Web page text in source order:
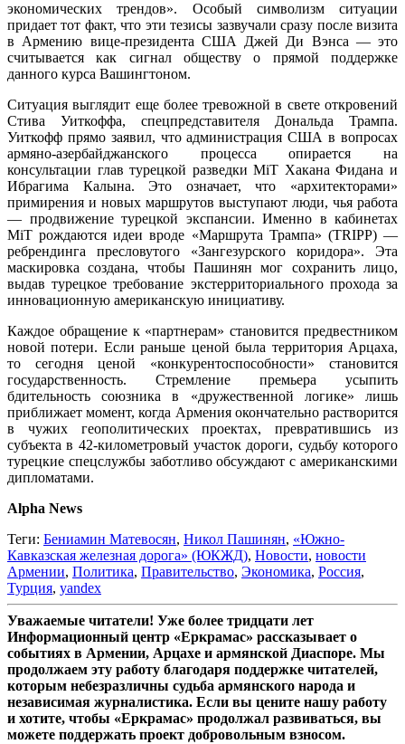
экономических трендов». Особый символизм ситуации
придает тот факт, что эти тезисы зазвучали сразу после визита
в Армению вице-президента США Джей Ди Вэнса — это
считывается как сигнал обществу о прямой поддержке
данного курса Вашингтоном.
Ситуация выглядит еще более тревожной в свете откровений
Стива Уиткоффа, спецпредставителя Дональда Трампа.
Уиткофф прямо заявил, что администрация США в вопросах
армяно-азербайджанского процесса опирается на
консультации глав турецкой разведки MiT Хакана Фидана и
Ибрагима Калына. Это означает, что «архитекторами»
примирения и новых маршрутов выступают люди, чья работа
— продвижение турецкой экспансии. Именно в кабинетах
MiT рождаются идеи вроде «Маршрута Трампа» (TRIPP) —
ребрендинга пресловутого «Зангезурского коридора». Эта
маскировка создана, чтобы Пашинян мог сохранить лицо,
выдав турецкое требование экстерриториального прохода за
инновационную американскую инициативу.
Каждое обращение к «партнерам» становится предвестником
новой потери. Если раньше ценой была территория Арцаха,
то сегодня ценой «конкурентоспособности» становится
государственность. Стремление премьера усыпить
бдительность союзника в «дружественной логике» лишь
приближает момент, когда Армения окончательно растворится
в чужих геополитических проектах, превратившись из
субъекта в 42-километровый участок дороги, судьбу которого
турецкие спецслужбы заботливо обсуждают с американскими
дипломатами.
Alpha News
Теги: Бениамин Матевосян, Никол Пашинян, «Южно-
Кавказская железная дорога» (ЮКЖД), Новости, новости
Армении, Политика, Правительство, Экономика, Россия,
Турция, yandex
Уважаемые читатели! Уже более тридцати лет
Информационный центр «Еркрамас» рассказывает о
событиях в Армении, Арцахе и армянской Диаспоре. Мы
продолжаем эту работу благодаря поддержке читателей,
которым небезразличны судьба армянского народа и
независимая журналистика. Если вы цените нашу работу
и хотите, чтобы «Еркрамас» продолжал развиваться, вы
можете поддержать проект добровольным взносом.